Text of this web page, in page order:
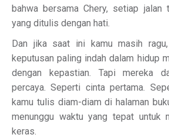
bahwa bersama Chery, setiap
yang ditulis dengan hati.
Dan jika saat ini kamu masih
keputusan paling indah dalam hidup
dengan kepastian. Tapi mereka
percaya. Seperti cinta pertama.
kamu tulis diam-diam di halaman
menunggu waktu yang tepat untuk
keras.